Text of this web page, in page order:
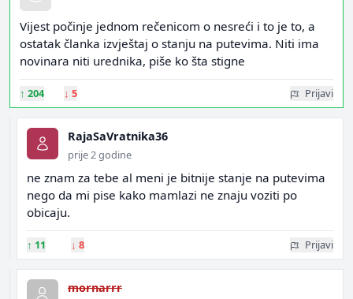
Vijest počinje jednom rečenicom o nesreći i to je to, a
ostatak članka izvještaj o stanju na putevima. Niti ima
novinara niti urednika, piše ko šta stigne
↑ 204 ↓ 5 Prijavi
RajaSaVratnika36
prije 2 godine
ne znam za tebe al meni je bitnije stanje na putevima
nego da mi pise kako mamlazi ne znaju voziti po
obicaju.
↑ 11 ↓ 8 Prijavi
mornarrr